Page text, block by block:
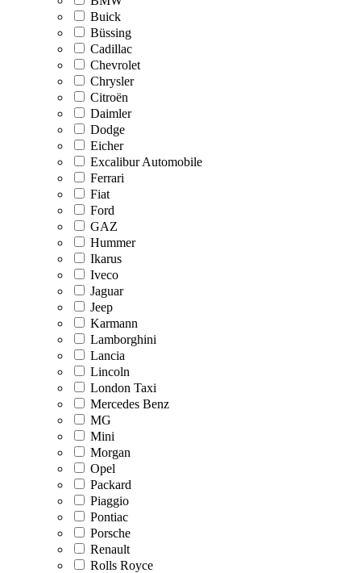
Buick
Büssing
Cadillac
Chevrolet
Chrysler
Citroën
Daimler
Dodge
Eicher
Excalibur Automobile
Ferrari
Fiat
Ford
GAZ
Hummer
Ikarus
Iveco
Jaguar
Jeep
Karmann
Lamborghini
Lancia
Lincoln
London Taxi
Mercedes Benz
MG
Mini
Morgan
Opel
Packard
Piaggio
Pontiac
Porsche
Renault
Rolls Royce